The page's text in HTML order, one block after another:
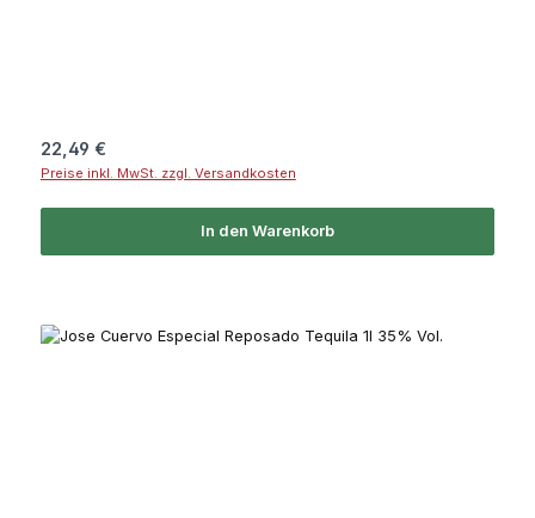
Regulärer Preis:
22,49 €
Preise inkl. MwSt. zzgl. Versandkosten
In den Warenkorb